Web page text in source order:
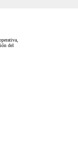
del